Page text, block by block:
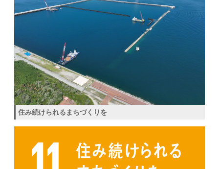
住み続けられるまちづくりを